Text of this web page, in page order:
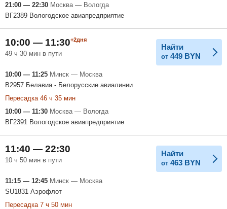
21:00 — 22:30 Москва — Вологда
ВГ2389 Вологодское авиапредприятие
10:00 — 11:30+2дня
49 ч 30 мин в пути
Найти
от 449 BYN
10:00 — 11:25 Минск — Москва
B2957 Белавиа - Белорусские авиалинии
Пересадка 46 ч 35 мин
10:00 — 11:30 Москва — Вологда
ВГ2391 Вологодское авиапредприятие
11:40 — 22:30
10 ч 50 мин в пути
Найти
от 463 BYN
11:15 — 12:45 Минск — Москва
SU1831 Аэрофлот
Пересадка 7 ч 50 мин